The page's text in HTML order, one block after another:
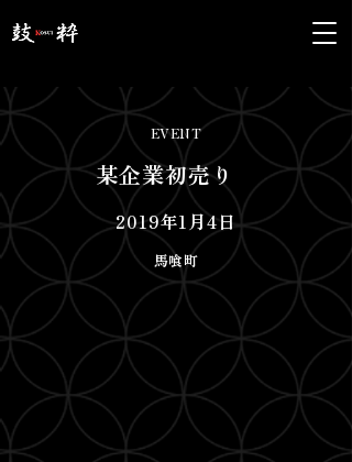
EVENT
某企業初売り
2019年1月4日
馬喰町